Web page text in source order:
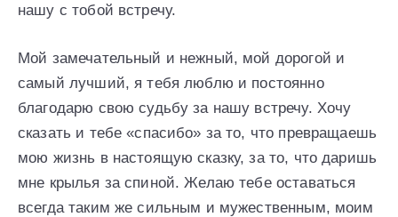
нашу с тобой встречу.
Мой замечательный и нежный, мой дорогой и
самый лучший, я тебя люблю и постоянно
благодарю свою судьбу за нашу встречу. Хочу
сказать и тебе «спасибо» за то, что превращаешь
мою жизнь в настоящую сказку, за то, что даришь
мне крылья за спиной. Желаю тебе оставаться
всегда таким же сильным и мужественным, моим